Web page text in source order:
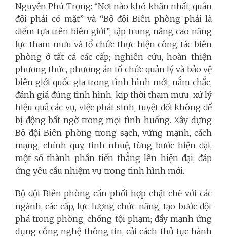
Nguyễn Phú Trọng: “Nơi nào khó khăn nhất, quân
đội phải có mặt” và “Bộ đội Biên phòng phải là
điểm tựa trên biên giới”; tập trung nâng cao năng
lực tham mưu và tổ chức thực hiện công tác biên
phòng ở tất cả các cấp; nghiên cứu, hoàn thiện
phương thức, phương án tổ chức quản lý và bảo vệ
biên giới quốc gia trong tình hình mới; nắm chắc,
đánh giá đúng tình hình, kịp thời tham mưu, xử lý
hiệu quả các vụ, việc phát sinh, tuyệt đối không để
bị động bất ngờ trong mọi tình huống.Xây dựng
Bộ đội Biên phòng trong sạch, vững mạnh, cách
mạng, chính quy, tinh nhuệ, từng bước hiện đại,
một số thành phần tiến thẳng lên hiện đại, đáp
ứng yêu cầu nhiệm vụ trong tình hình mới.
Bộ đội Biên phòng cần phối hợp chặt chẽ với các
ngành, các cấp, lực lượng chức năng, tạo bước đột
phá trong phòng, chống tội phạm; đẩy mạnh ứng
dụng công nghệ thông tin, cải cách thủ tục hành